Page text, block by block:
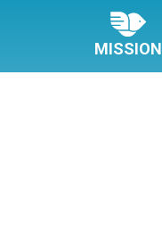
MISSION